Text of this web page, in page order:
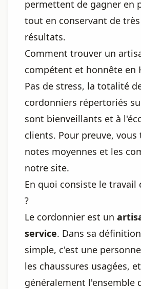
permettent de gagner en
tout en conservant de
résultats.
Comment trouver un
compétent et honnête en
Pas de stress, la totalité
cordonniers répertoriés
sont bienveillants et à
clients. Pour preuve, vous
notes moyennes et les
notre site.
En quoi consiste le travail
?
Le cordonnier est un
service. Dans sa
simple, c'est une
les chaussures usagées,
généralement l'ensemble